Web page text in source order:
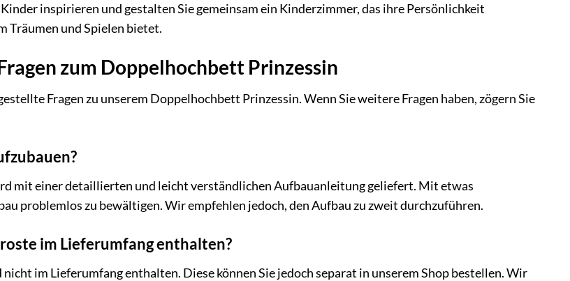
inspirieren und gestalten Sie gemeinsam ein Kinderzimmer, das ihre Persönlichkeit
Träumen und Spielen bietet.
zum Doppelhochbett Prinzessin
Fragen zu unserem Doppelhochbett Prinzessin. Wenn Sie weitere Fragen haben, zögern Sie
mit einer detaillierten und leicht verständlichen Aufbauanleitung geliefert. Mit etwas
problemlos zu bewältigen. Wir empfehlen jedoch, den Aufbau zu zweit durchzuführen.
im Lieferumfang enthalten?
im Lieferumfang enthalten. Diese können Sie jedoch separat in unserem Shop bestellen. Wir